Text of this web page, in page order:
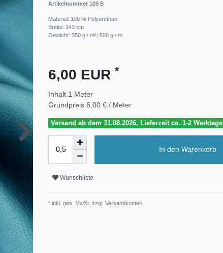
Artikelnummer 109 B
Material: 100 % Polyurethan
Breite: 143 cm
Gewicht: 350 g / m²; 500 g / m
6,00 EUR *
Inhalt 1 Meter
Grundpreis 6,00 € / Meter
Versand ab dem 31.08.2026, Lieferzeit ca. 1-2 Werktage
In den Warenkorb
Wunschliste
* inkl. ges. MwSt. zzgl. Versandkosten